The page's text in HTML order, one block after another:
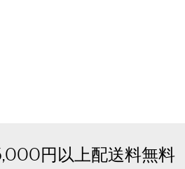
円以上配送料無料